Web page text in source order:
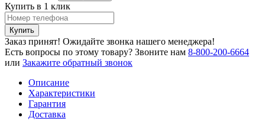
Купить в 1 клик
Купить
Заказ принят! Ожидайте звонка нашего менеджера!
Есть вопросы по этому товару? Звоните нам 8-800-200-6664
или Закажите обратный звонок
Описание
Характеристики
Гарантия
Доставка